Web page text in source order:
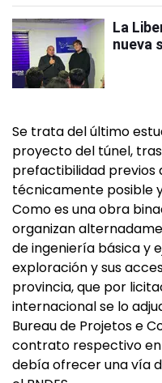
La
nueva
Se trata del último
proyecto del túnel,
prefactibilidad previos
técnicamente posible
Como es una obra
organizan
de ingeniería básica y
exploración y sus
provincia, que por
internacional se lo
Bureau de Projetos e
contrato respectivo en
debía ofrecer una vía